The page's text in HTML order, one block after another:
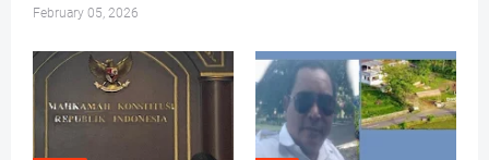
February 05, 2026